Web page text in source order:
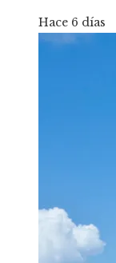
Hace 6 días